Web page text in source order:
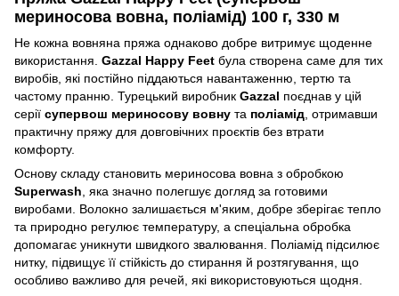
мериносова вовна, поліамід) 100 г, 330 м
Не кожна вовняна пряжа однаково добре витримує щоденне
використання. Gazzal Happy Feet була створена саме для тих
виробів, які постійно піддаються навантаженню, тертю та
частому пранню. Турецький виробник Gazzal поєднав у цій
серії супервош мериносову вовну та поліамід, отримавши
практичну пряжу для довговічних проєктів без втрати
комфорту.
Основу складу становить мериносова вовна з обробкою
Superwash, яка значно полегшує догляд за готовими
виробами. Волокно залишається м'яким, добре зберігає тепло
та природно регулює температуру, а спеціальна обробка
допомагає уникнути швидкого звалювання. Поліамід підсилює
нитку, підвищує її стійкість до стирання й розтягування, що
особливо важливо для речей, які використовуються щодня.